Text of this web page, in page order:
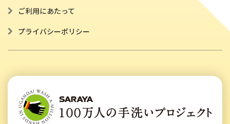
ご利用にあたって
プライバシーポリシー